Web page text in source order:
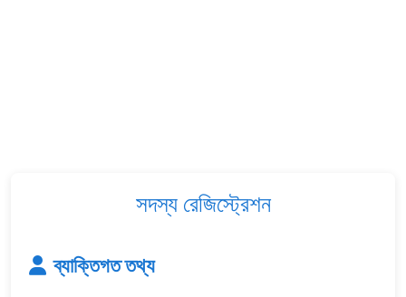
সদস্য রেজিস্ট্রেশন
ব্যাক্তিগত তথ্য